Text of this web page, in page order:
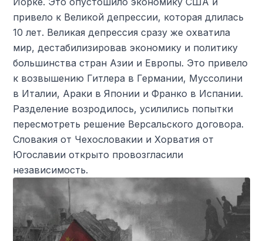
привело к Великой депрессии, которая длилась
10 лет. Великая депрессия сразу же охватила
мир, дестабилизировав экономику и политику
большинства стран Азии и Европы. Это привело
к возвышению Гитлера в Германии, Муссолини
в Италии, Араки в Японии и Франко в Испании.
Разделение возродилось, усилились попытки
пересмотреть решение Версальского договора.
Словакия от Чехословакии и Хорватия от
Югославии открыто провозгласили
независимость.